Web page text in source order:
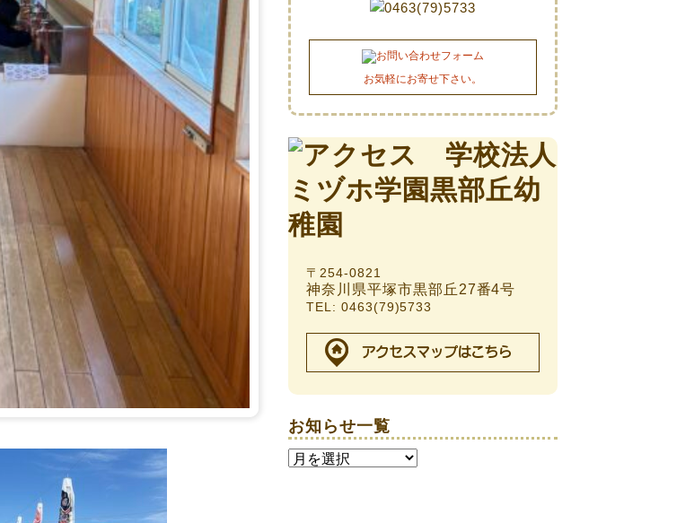
お気軽にお寄せ下さい。
〒254-0821
神奈川県平塚市黒部丘27番4号
TEL: 0463(79)5733
お知らせ一覧
お